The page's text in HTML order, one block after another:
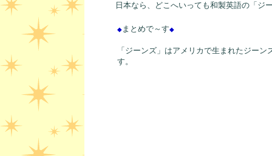
日本なら、どこへいっても和製英語の「ジ
◆まとめで～す◆
「ジーンズ」 はアメリカで生まれたジーン
す。